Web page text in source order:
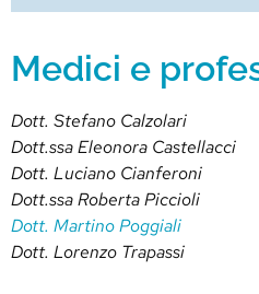
Medici e
Dott. Stefano Calzolari
Dott.ssa Eleonora Castellacci
Dott. Luciano Cianferoni
Dott.ssa Roberta Piccioli
Dott. Martino Poggiali
Dott. Lorenzo Trapassi